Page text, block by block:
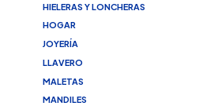
HIELERAS Y LONCHERAS
HOGAR
JOYERÍA
LLAVERO
MALETAS
MANDILES